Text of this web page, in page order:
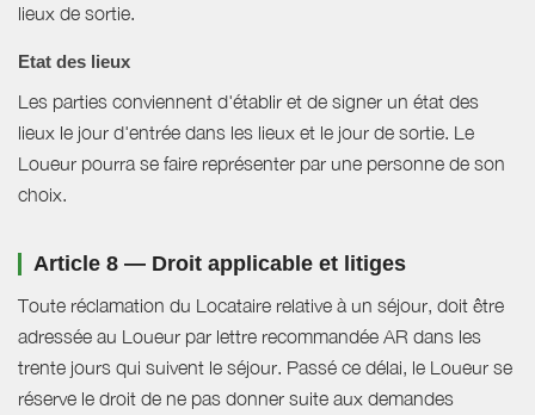
lieux de sortie.
Etat des lieux
Les parties conviennent d'établir et de signer un état des
lieux le jour d'entrée dans les lieux et le jour de sortie. Le
Loueur pourra se faire représenter par une personne de son
choix.
Article 8 — Droit applicable et litiges
Toute réclamation du Locataire relative à un séjour, doit être
adressée au Loueur par lettre recommandée AR dans les
trente jours qui suivent le séjour. Passé ce délai, le Loueur se
réserve le droit de ne pas donner suite aux demandes